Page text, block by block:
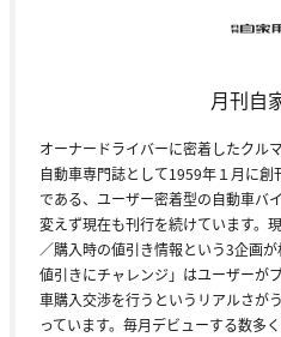
月刊自
オーナードライバーに密着したクル
自動車専門誌として1959年１月に
である、ユーザー密着型の自動車バ
変えず現在も刊行を続けています。
／購入時の値引き情報という3企画
値引きにチャレンジ」はユーザーが
車購入交渉を行うというリアルさが
っています。毎月デビューする数多